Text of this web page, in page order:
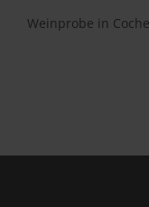
Weinprobe in